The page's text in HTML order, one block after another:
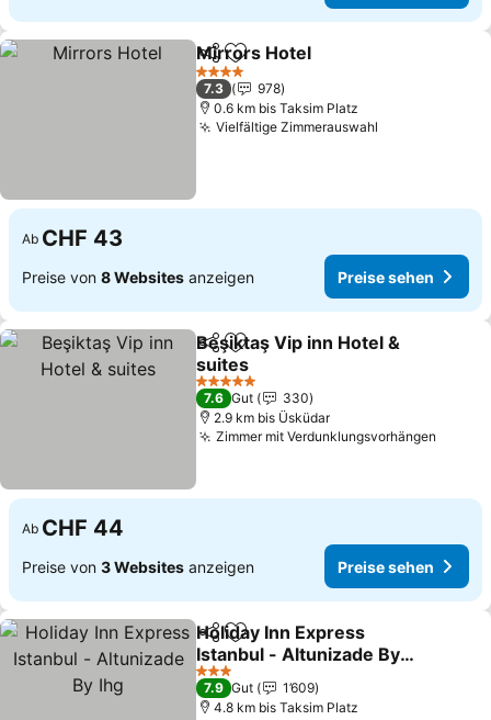
TeilenZu Favoriten hinzufügen
Mirrors Hotel
4 Sterne
7.3
978
0.6 km bis Taksim Platz
Vielfältige Zimmerauswahl
Ab CHF 43
Preise von 8 Websites anzeigen Preise sehen
TeilenZu Favoriten hinzufügen
Beşiktaş Vip inn Hotel &
suites
Preise sehen
5 Sterne
7.6 Gut
330
2.9 km bis Üsküdar
Zimmer mit Verdunklungsvorhängen
Ab CHF 44
Preise von 3 Websites anzeigen Preise sehen
TeilenZu Favoriten hinzufügen
Holiday Inn Express
Istanbul - Altunizade By
Ihg
Preise sehen
3 Sterne
7.9 Gut
1’609
4.8 km bis Taksim Platz